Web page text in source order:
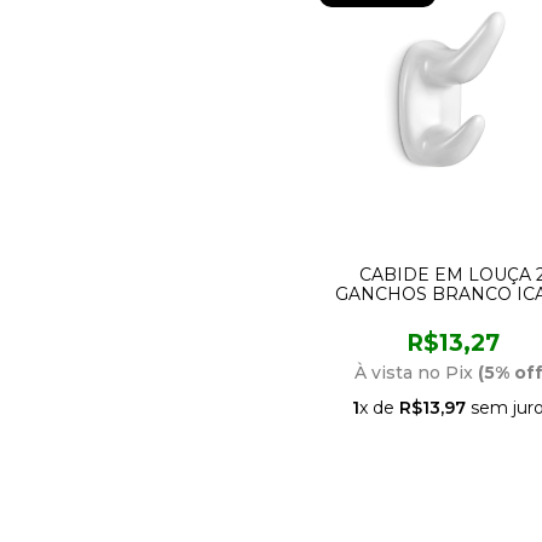
CABIDE EM LOUÇA
GANCHOS BRANCO
R$13,27
À vista no Pix (5%
1x de R$13,97 sem